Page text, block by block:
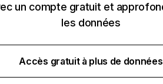
un compte gratuit et
les données
Accès gratuit à plus de données